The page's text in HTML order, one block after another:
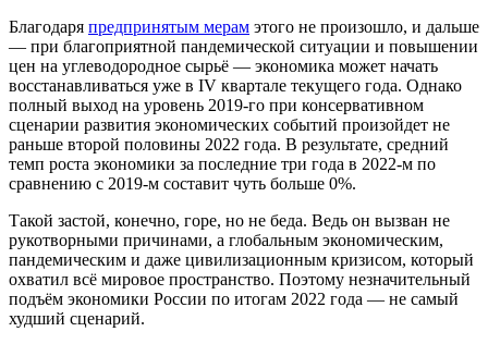
Благодаря предпринятым мерам этого не произошло, и дальше
— при благоприятной пандемической ситуации и повышении
цен на углеводородное сырьё — экономика может начать
восстанавливаться уже в IV квартале текущего года. Однако
полный выход на уровень 2019-го при консервативном
сценарии развития экономических событий произойдет не
раньше второй половины 2022 года. В результате, средний
темп роста экономики за последние три года в 2022-м по
сравнению с 2019-м составит чуть больше 0%.
Такой застой, конечно, горе, но не беда. Ведь он вызван не
рукотворными причинами, а глобальным экономическим,
пандемическим и даже цивилизационным кризисом, который
охватил всё мировое пространство. Поэтому незначительный
подъём экономики России по итогам 2022 года — не самый
худший сценарий.